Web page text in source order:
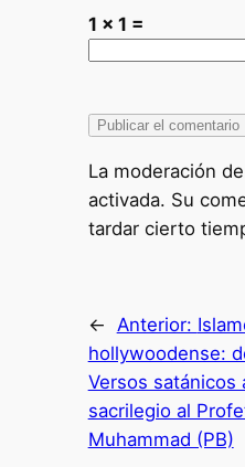
1 × 1 =
La moderación
activada. Su
tardar cierto
← Anterior:
hollywoodense:
Versos satánicos
sacrilegio al
Muhammad (PB)